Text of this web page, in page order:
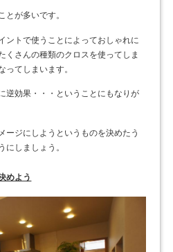
とが多いです。
ントで使うことによっておしゃれに
くさんの種類のクロスを使ってしま
ってしまいます。
逆効果・・・ということにもなりが
ージにしようというものを決めたう
にしましょう。
めよう